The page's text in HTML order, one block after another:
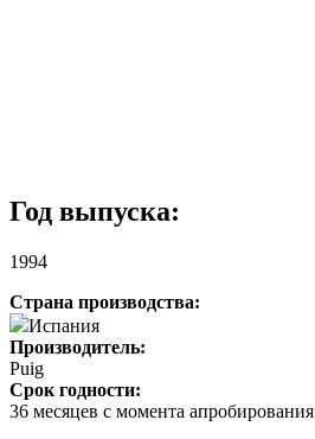
Год выпуска:
1994
Страна производства:
Испания
Производитель:
Puig
Срок годности:
36 месяцев с момента апробирования